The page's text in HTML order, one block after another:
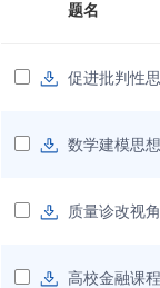
题名
促进批判性
数学建模思
质量诊改视
高校金融课